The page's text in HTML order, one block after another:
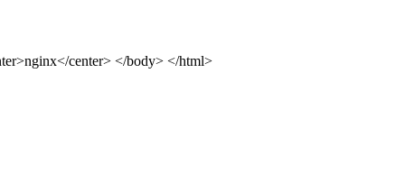
center> </body> </html>